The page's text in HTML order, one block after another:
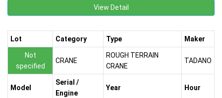
View Detail
Lot Category Type Maker
Not
specified
CRANE
ROUGH TERRAIN
CRANE
TADANO
Model
Serial /
Engine
Year Hour